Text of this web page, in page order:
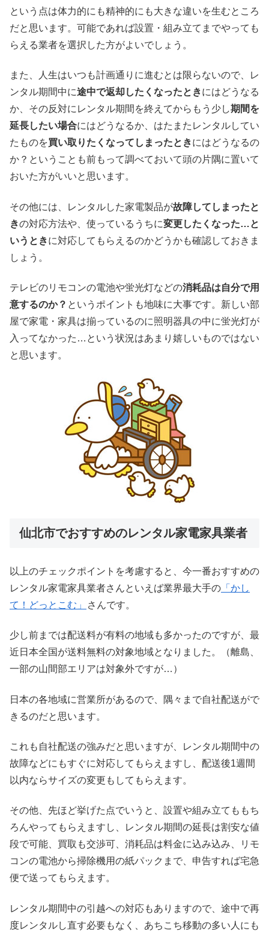
という点は体力的にも精神的にも大きな違いを生むところ
だと思います。可能であれば設置・組み立てまでやっても
らえる業者を選択した方がよいでしょう。
また、人生はいつも計画通りに進むとは限らないので、レ
ンタル期間中に途中で返却したくなったときにはどうなる
か、その反対にレンタル期間を終えてからもう少し期間を
延長したい場合にはどうなるか、はたまたレンタルしてい
たものを買い取りたくなってしまったときにはどうなるの
か？ということも前もって調べておいて頭の片隅に置いて
おいた方がいいと思います。
その他には、レンタルした家電製品が故障してしまったと
きの対応方法や、使っているうちに変更したくなった…と
いうときに対応してもらえるのかどうかも確認しておきま
しょう。
テレビのリモコンの電池や蛍光灯などの消耗品は自分で用
意するのか？ というポイントも地味に大事です。新しい部
屋で家電・家具は揃っているのに照明器具の中に蛍光灯が
入ってなかった…という状況はあまり嬉しいものではない
と思います。
仙北市でおすすめのレンタル家電家具業者
以上のチェックポイントを考慮すると、今一番おすすめの
レンタル家電家具業者さんといえば業界最大手の 「かし
て！どっとこむ」
さんです。
少し前までは配送料が有料の地域も多かったのですが、最
近日本全国が送料無料の対象地域となりました。（離島、
一部の山間部エリアは対象外ですが…）
日本の各地域に営業所があるので、隅々まで自社配送がで
きるのだと思います。
これも自社配送の強みだと思いますが、レンタル期間中の
故障などにもすぐに対応してもらえますし、配送後1週間
以内ならサイズの変更もしてもらえます。
その他、先ほど挙げた点でいうと、設置や組み立てももち
ろんやってもらえますし、レンタル期間の延長は割安な値
段で可能、買取も交渉可、消耗品は料金に込み込み、リモ
コンの電池から掃除機用の紙パックまで、申告すれば宅急
便で送ってもらえます。
レンタル期間中の引越への対応もありますので、途中で再
度レンタルし直す必要もなく、あちこち移動の多い人にも